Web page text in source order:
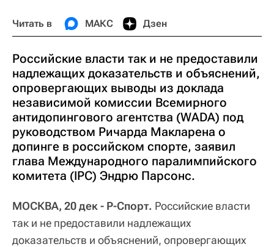
Читать в МАКС Дзен
Российские власти так и не предоставили
надлежащих доказательств и объяснений,
опровергающих выводы из доклада
независимой комиссии Всемирного
антидопингового агентства (WADA) под
руководством Ричарда Макларена о
допинге в российском спорте, заявил
глава Международного паралимпийского
комитета (IPC) Эндрю Парсонс.
МОСКВА, 20 дек - Р-Спорт. Российские власти
так и не предоставили надлежащих
доказательств и объяснений, опровергающих